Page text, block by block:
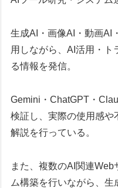
生成AI・画像AI・動画AI
用しながら、AI活用・ト
る情報を発信。
Gemini・ChatGPT・
検証し、実際の使用感や
解説を行っている。
また、複数のAI関連
ム構築を行いながら、